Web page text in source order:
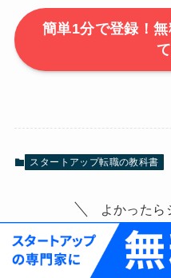
簡単1分で登録！
スタートアップ転職の教科書
よかったら